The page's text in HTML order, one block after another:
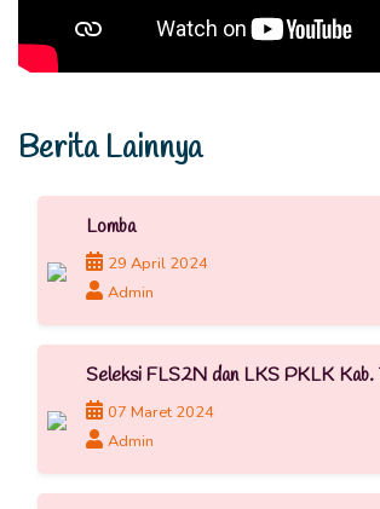
Berita Lainnya
Lomba
29 April 2024
Admin
Seleksi FLS2N dan LKS PKLK Kab.
07 Maret 2024
Admin